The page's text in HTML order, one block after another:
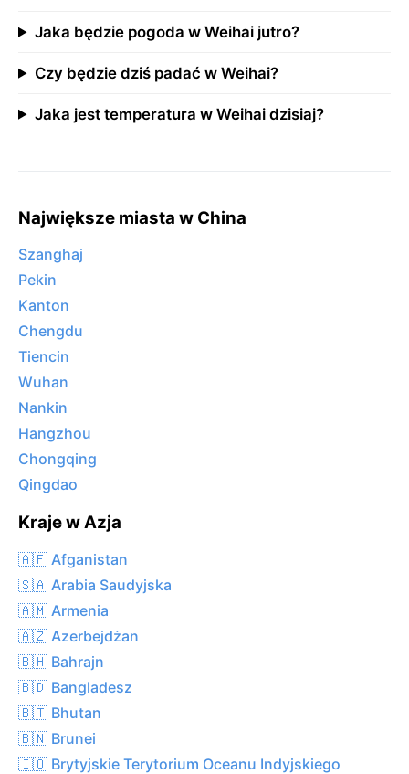
Jaka będzie pogoda w Weihai jutro?
Czy będzie dziś padać w Weihai?
Jaka jest temperatura w Weihai dzisiaj?
Największe miasta w China
Szanghaj
Pekin
Kanton
Chengdu
Tiencin
Wuhan
Nankin
Hangzhou
Chongqing
Qingdao
Kraje w Azja
🇦🇫 Afganistan
🇸🇦 Arabia Saudyjska
🇦🇲 Armenia
🇦🇿 Azerbejdżan
🇧🇭 Bahrajn
🇧🇩 Bangladesz
🇧🇹 Bhutan
🇧🇳 Brunei
🇮🇴 Brytyjskie Terytorium Oceanu Indyjskiego